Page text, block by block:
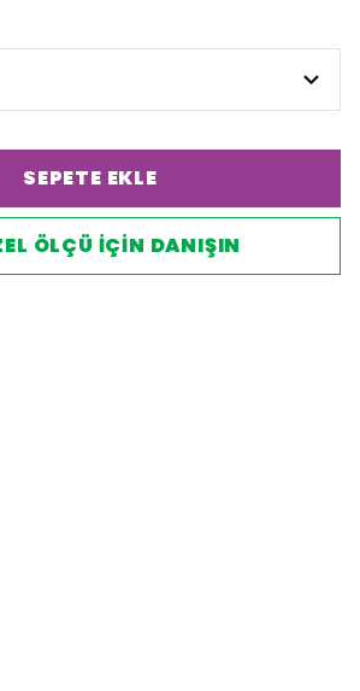
SEPETE EKLE
ÖLÇÜ IÇIN DANIŞIN